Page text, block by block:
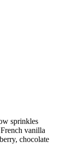
sprinkles
vanilla
chocolate